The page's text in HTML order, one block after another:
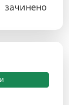
зачинено